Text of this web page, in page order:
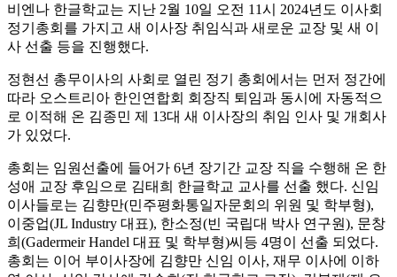
비엔나 한글학교는 지난 2월 10일 오전 11시 2024년도 이사회
정기총회를 가지고 새 이사장 취임식과 새로운 교장 및 새 이
사 선출 등을 진행했다.
정현선 총무이사의 사회로 열린 정기 총회에서는 먼저 정간에
따라 오스트리아 한인연합회 회장직 퇴임과 동시에 자동적으
로 이적해 온 김종민 제 13대 새 이사장의 취임 인사 및 개회사
가 있었다.
총회는 임원선출에 들어가 6년 장기간 교장 직을 수행해 온 한
성애 교장 후임으로 김태희 한글학교 교사를 선출 했다. 신임
이사들로는 김향만(민주평화통일자문회의 위원 및 학부형),
이중업(JL Industry 대표), 한소정(빈 국립대 박사 연구원), 문창
희(Gadermeir Handel 대표 및 학부형)씨등 4명이 선출 되었다.
총회는 이어 부이사장에 김향만 신임 이사, 재무 이사에 이하